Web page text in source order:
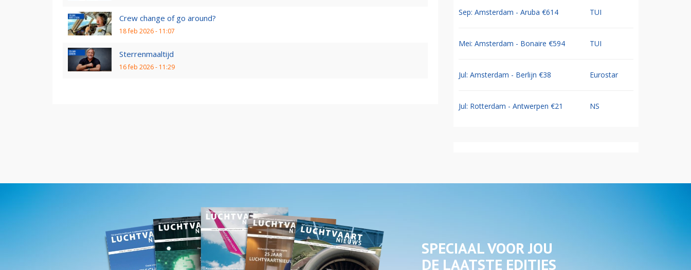
Crew change of go around?
18 feb 2026 - 11:07
Sterrenmaaltijd
16 feb 2026 - 11:29
Sep: Amsterdam - Aruba €614 TUI
Mei: Amsterdam - Bonaire €594 TUI
Jul: Amsterdam - Berlijn €38 Eurostar
Jul: Rotterdam - Antwerpen €21 NS
SPECIAAL VOOR JOU
DE LAATSTE EDITIES